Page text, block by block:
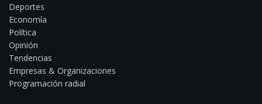
Deportes
Economía
Política
Opinión
Tendencias
Empresas & Organizaciones
Programación radial